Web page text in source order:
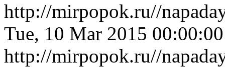
http://mirpopok.ru//
Tue, 10 Mar 2015
http://mirpopok.ru//